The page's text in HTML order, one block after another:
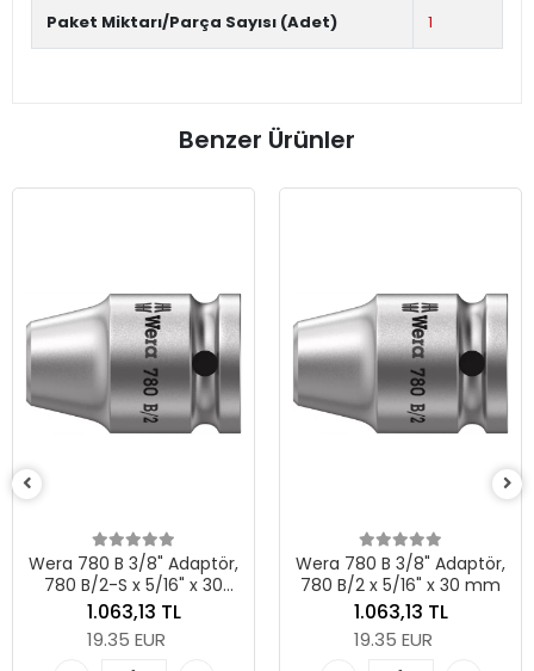
Paket Miktarı/Parça Sayısı (Adet) 1
Benzer Ürünler
Wera 780 B 3/8" Adaptör,
780 B/2-S x 5/16" x 30
mm
1.063,13 TL
19.35 EUR
Wera 780 B 3/8" Adaptör,
780 B/2 x 5/16" x 30 mm
1.063,13 TL
19.35 EUR